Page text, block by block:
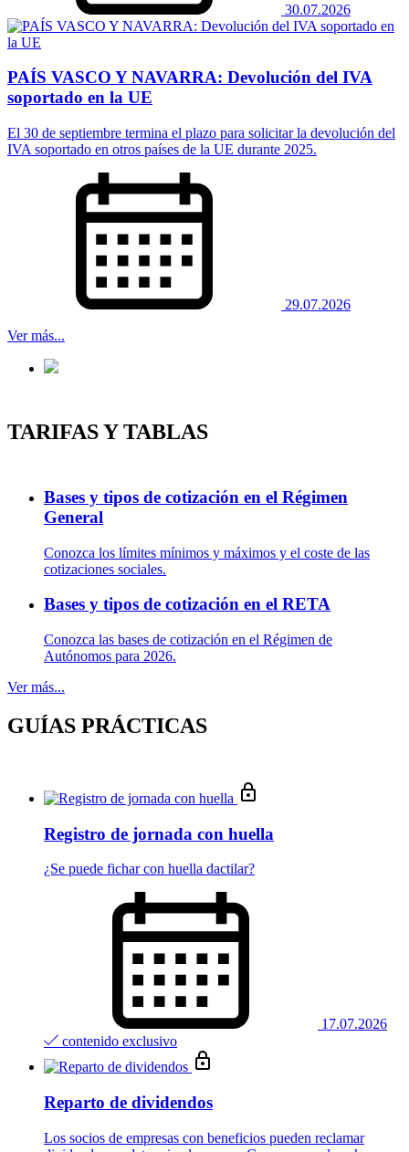
30.07.2026
PAÍS VASCO Y NAVARRA: Devolución del IVA
soportado en la UE
El 30 de septiembre termina el plazo para solicitar la devolución del
IVA soportado en otros países de la UE durante 2025.
29.07.2026
Ver más...
TARIFAS Y TABLAS
Bases y tipos de cotización en el Régimen
General
Conozca los límites mínimos y máximos y el coste de las
cotizaciones sociales.
Bases y tipos de cotización en el RETA
Conozca las bases de cotización en el Régimen de
Autónomos para 2026.
Ver más...
GUÍAS PRÁCTICAS
Registro de jornada con huella
¿Se puede fichar con huella dactilar?
17.07.2026
contenido exclusivo
Reparto de dividendos
Los socios de empresas con beneficios pueden reclamar